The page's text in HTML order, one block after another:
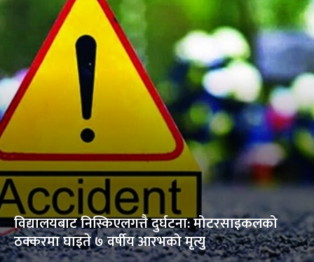
विद्यालयबाट निस्किएलगत्तै दुर्घटना: मोटरसाइकलको
ठक्करमा घाइते ७ वर्षीय आरभको मृत्यु